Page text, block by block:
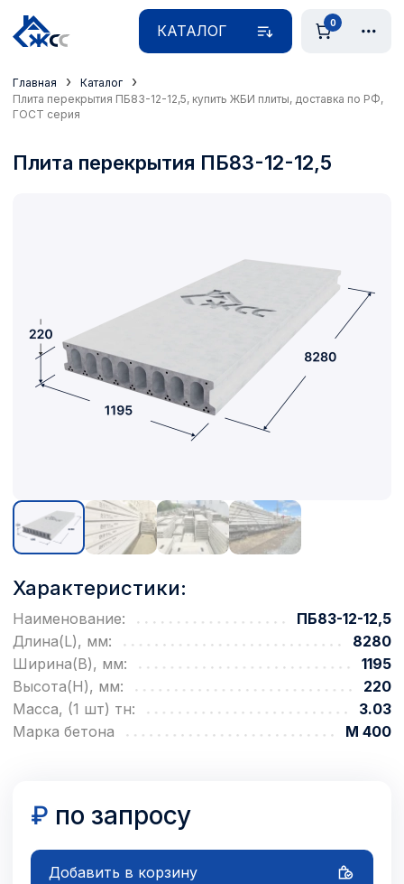
КАТАЛОГ 0
Главная › Каталог ›
Плита перекрытия ПБ83-12-12,5, купить ЖБИ плиты, доставка по РФ,
ГОСТ серия
Плита перекрытия ПБ83-12-12,5
Характеристики:
Наименование:
ПБ83-12-12,5
Длина(L), мм:
8280
Ширина(B), мм:
1195
Высота(H), мм:
220
Масса, (1 шт) тн:
3.03
Марка бетона
М 400
₽ по запросу
Добавить в корзину